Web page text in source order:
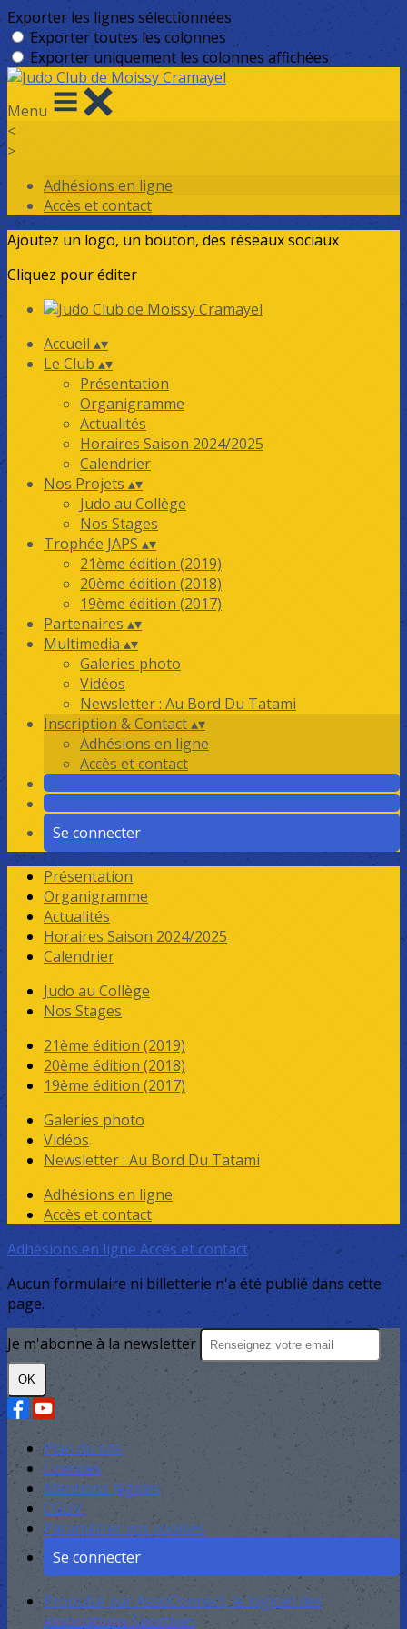
Exporter les lignes sélectionnées
Exporter toutes les colonnes
Exporter uniquement les colonnes affichées
Menu
<
>
Adhésions en ligne
Accès et contact
Ajoutez un logo, un bouton, des réseaux sociaux
Cliquez pour éditer
Accueil ▴▾
Le Club ▴▾
Présentation
Organigramme
Actualités
Horaires Saison 2024/2025
Calendrier
Nos Projets ▴▾
Judo au Collège
Nos Stages
Trophée JAPS ▴▾
21ème édition (2019)
20ème édition (2018)
19ème édition (2017)
Partenaires ▴▾
Multimedia ▴▾
Galeries photo
Vidéos
Newsletter : Au Bord Du Tatami
Inscription & Contact▴▾
Adhésions en ligne
Accès et contact
Se connecter
Présentation
Organigramme
Actualités
Horaires Saison 2024/2025
Calendrier
Judo au Collège
Nos Stages
21ème édition (2019)
20ème édition (2018)
19ème édition (2017)
Galeries photo
Vidéos
Newsletter : Au Bord Du Tatami
Adhésions en ligne
Accès et contact
Adhésions en ligneAccès et contact
Aucun formulaire ni billetterie n'a été publié dans cette
page.
Je m'abonne à la newsletter
OK
Plan du site
Licences
Mentions légales
CGUV
Paramétrer vos cookies
Se connecter
Propulsé par AssoConnect, le logiciel des
associations Sportives